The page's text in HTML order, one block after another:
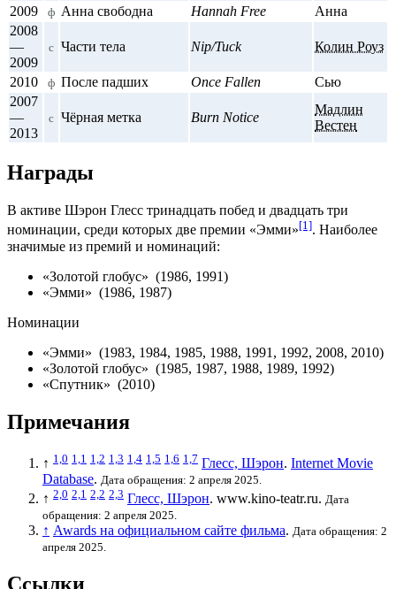
2009
ф Анна свободна Hannah Free
Анна
2008
—
2009
с Части тела Nip/Tuck Колин Роуз
2010 ф После падших Once Fallen
Сью
2007
—
2013
с Чёрная метка Burn Notice
Мадлин
Вестен
Награды
В активе Шэрон Глесс тринадцать побед и двадцать три
номинации, среди которых две премии «Эмми»[1]. Наиболее
значимые из премий и номинаций:
«Золотой глобус» (1986, 1991)
«Эмми» (1986, 1987)
Номинации
«Эмми» (1983, 1984, 1985, 1988, 1991, 1992, 2008, 2010)
«Золотой глобус» (1985, 1987, 1988, 1989, 1992)
«Спутник» (2010)
Примечания
↑ 1,0 1,1 1,2 1,3 1,4 1,5 1,6 1,7 Глесс, Шэрон. Internet Movie
Database. Дата обращения: 2 апреля 2025.
↑ 2,0 2,1 2,2 2,3 Глесс, Шэрон. www.kino-teatr.ru. Дата
обращения: 2 апреля 2025.
↑ Awards на официальном сайте фильма. Дата обращения: 2
апреля 2025.
Ссылки